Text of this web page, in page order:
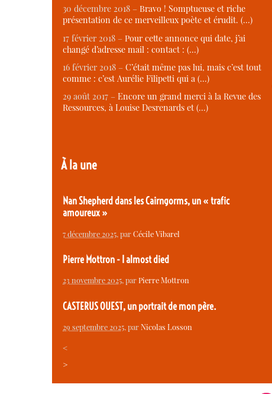
30 décembre 2018 – Bravo ! Somptueuse et riche
présentation de ce merveilleux poète et érudit. (…)
17 février 2018 – Pour cette annonce qui date, j’ai
changé d’adresse mail : contact : (…)
16 février 2018 – C’était même pas lui, mais c’est tout
comme : c’est Aurélie Filipetti qui a (…)
29 août 2017 – Encore un grand merci à la Revue des
Ressources, à Louise Desrenards et (…)
À la une
Nan Shepherd dans les Cairngorms, un « trafic
amoureux »
7 décembre 2025, parCécile Vibarel
Pierre Mottron - I almost died
23 novembre 2025, parPierre Mottron
CASTERUS OUEST, un portrait de mon père.
29 septembre 2025, parNicolas Losson
<
>